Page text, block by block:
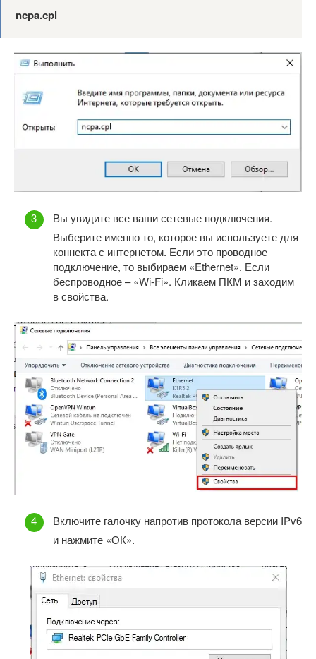
ncpa.cpl
Вы увидите все ваши сетевые подключения.
Выберите именно то, которое вы используете для
коннекта с интернетом. Если это проводное
подключение, то выбираем «Ethernet». Если
беспроводное – «Wi-Fi». Кликаем ПКМ и заходим
в свойства.
Включите галочку напротив протокола версии IPv6
и нажмите «ОК».